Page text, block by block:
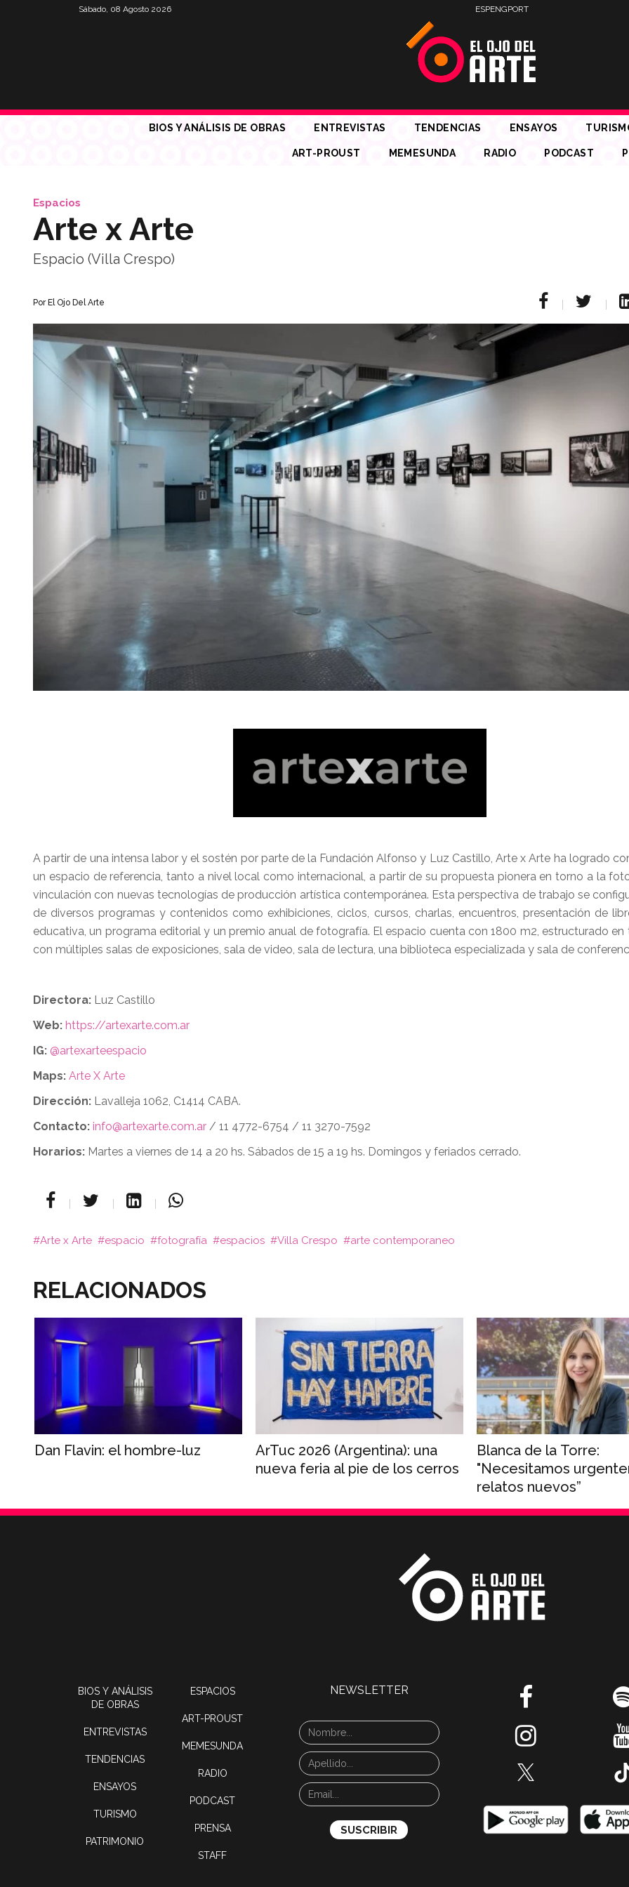
Sábado, 08 Agosto 2026 ESPENGPORT
BIOS Y ANÁLISIS DE OBRAS ENTREVISTAS TENDENCIAS ENSAYOS
ART-PROUST MEMESUNDA RADIO PODCAST
Espacios
Arte x Arte
Espacio (Villa Crespo)
Por El Ojo Del Arte
A partir de una intensa labor y el sostén por parte de la Fundación Alfonso y Luz Castillo, Arte x Arte ha logrado
un espacio de referencia, tanto a nivel local como internacional, a partir de su propuesta pionera en torno a la
vinculación con nuevas tecnologías de producción artística contemporánea. Esta perspectiva de trabajo se
de diversos programas y contenidos como exhibiciones, ciclos, cursos, charlas, encuentros, presentación de
educativa, un programa editorial y un premio anual de fotografía. El espacio cuenta con 1800 m2, estructurado en
con múltiples salas de exposiciones, sala de video, sala de lectura, una biblioteca especializada y sala de
Directora: Luz Castillo
Web: https://artexarte.com.ar
IG: @artexarteespacio
Maps: Arte X Arte
Dirección: Lavalleja 1062, C1414 CABA.
Contacto: info@artexarte.com.ar / 11 4772-6754 / 11 3270-7592
Horarios: Martes a viernes de 14 a 20 hs. Sábados de 15 a 19 hs. Domingos y feriados cerrado.
Arte x Arte espacio fotografía espacios Villa Crespo arte contemporaneo
RELACIONADOS
Dan Flavin: el hombre-luz
ArTuc 2026 (Argentina): una
nueva feria al pie de los cerros
Blanca de la Torre:
"Necesitamos
relatos nuevos”
BIOS Y ANÁLISIS
DE OBRAS
ENTREVISTAS
TENDENCIAS
ENSAYOS
TURISMO
PATRIMONIO
ESPACIOS
ART-PROUST
MEMESUNDA
RADIO
PODCAST
PRENSA
STAFF
NEWSLETTER